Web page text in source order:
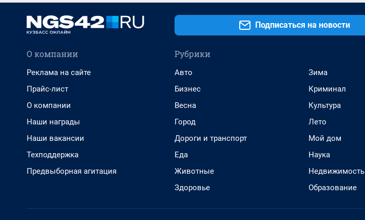
Подписаться на новости
О компании
Реклама на сайте
Прайс-лист
О компании
Наши награды
Наши вакансии
Техподдержка
Предвыборная агитация
Рубрики
Авто
Бизнес
Весна
Город
Дороги и транспорт
Еда
Животные
Здоровье
Зима
Криминал
Культура
Лето
Мой дом
Наука
Недвижимость
Образование